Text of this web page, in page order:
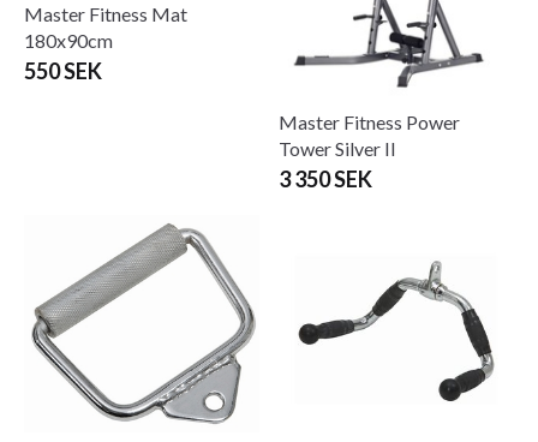
Master Fitness Mat
180x90cm
550 SEK
Master Fitness Power
Tower Silver II
3 350 SEK